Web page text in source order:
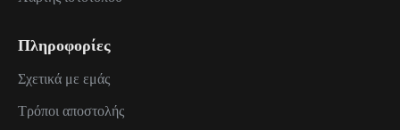
Πληροφορίες
Σχετικά με εμάς
Τρόποι αποστολής